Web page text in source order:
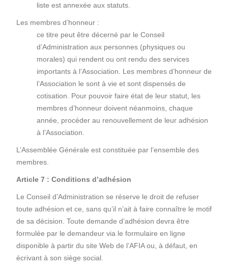
liste est annexée aux statuts.
Les membres d’honneur :
ce titre peut être décerné par le Conseil
d’Administration aux personnes (physiques ou
morales) qui rendent ou ont rendu des services
importants à l’Association. Les membres d’honneur de
l’Association le sont à vie et sont dispensés de
cotisation. Pour pouvoir faire état de leur statut, les
membres d’honneur doivent néanmoins, chaque
année, procéder au renouvellement de leur adhésion
à l’Association.
L’Assemblée Générale est constituée par l’ensemble des
membres.
Article 7 : Conditions d’adhésion
Le Conseil d’Administration se réserve le droit de refuser
toute adhésion et ce, sans qu’il n’ait à faire connaître le motif
de sa décision. Toute demande d’adhésion devra être
formulée par le demandeur via le formulaire en ligne
disponible à partir du site Web de l’AFIA ou, à défaut, en
écrivant à son siège social.